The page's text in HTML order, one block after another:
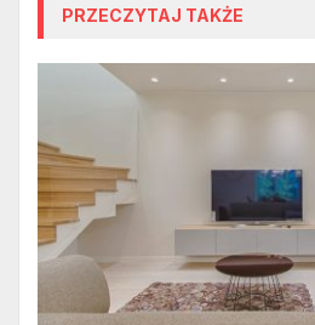
PRZECZYTAJ TAKŻE